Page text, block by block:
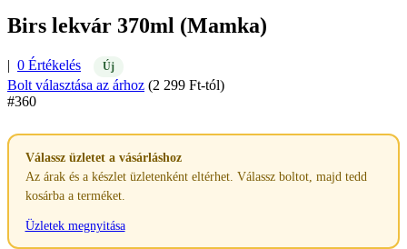
Birs lekvár 370ml (Mamka)
| 0 Értékelés Új
Bolt választása az árhoz (2 299 Ft-tól)
#360
Válassz üzletet a vásárláshoz
Az árak és a készlet üzletenként eltérhet. Válassz boltot, majd tedd
kosárba a terméket.
Üzletek megnyitása